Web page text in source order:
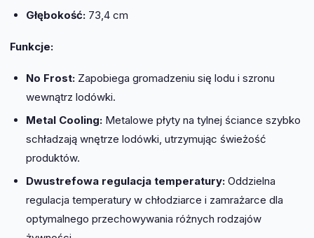
Głębokość:73,4 cm
Funkcje:
No Frost:Zapobiega gromadzeniu się lodu i szronu
wewnątrz lodówki.
Metal Cooling:Metalowe płyty na tylnej ściance szybko
schładzają wnętrze lodówki, utrzymując świeżość
produktów.
Dwustrefowa regulacja temperatury:Oddzielna
regulacja temperatury w chłodziarce i zamrażarce dla
optymalnego przechowywania różnych rodzajów